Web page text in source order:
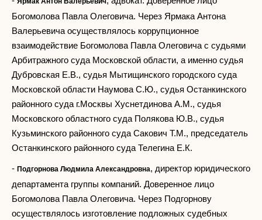
Богомолова Павла Олеговича. Через Ярмака Антона
Валерьевича осуществлялось коррупционное
взаимодействие Богомолова Павла Олеговича с судьями
Арбитражного суда Московской области, а именно судья
Дубровская Е.В., судья Мытищинского городского суда
Московской области Наумова С.Ю., судья Останкинского
районного суда г.Москвы Хуснетдинова А.М., судья
Московского областного суда Полякова Ю.В., судья
Кузьминского районного суда Сакович Т.М., председатель
Останкинского районного суда Телегина Е.К.
- Подгорнова Людмила Александровна, директор юридического
департамента группы компаний. Доверенное лицо
Богомолова Павла Олеговича. Через Подгорнову
осуществлялось изготовление подложных судебных